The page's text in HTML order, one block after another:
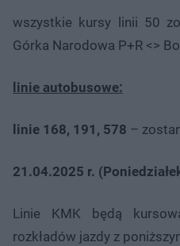
wszystkie kursy linii 50
Górka Narodowa P+R <>
linie autobusowe:
linie 168, 191, 578 –
21.04.2025 r.
Linie KMK będą
rozkładów jazdy z